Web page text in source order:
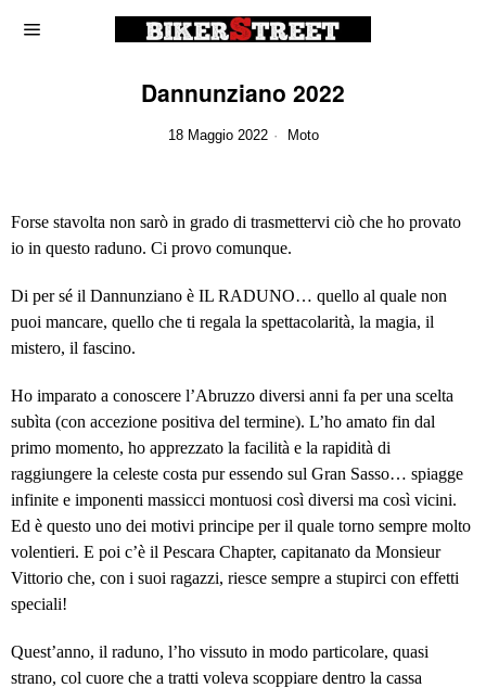
Dannunziano 2022
18 Maggio 2022 Moto
Forse stavolta non sarò in grado di trasmettervi ciò che ho provato
io in questo raduno. Ci provo comunque.
Di per sé il Dannunziano è IL RADUNO… quello al quale non
puoi mancare, quello che ti regala la spettacolarità, la magia, il
mistero, il fascino.
Ho imparato a conoscere l’Abruzzo diversi anni fa per una scelta
subìta (con accezione positiva del termine). L’ho amato fin dal
primo momento, ho apprezzato la facilità e la rapidità di
raggiungere la celeste costa pur essendo sul Gran Sasso… spiagge
infinite e imponenti massicci montuosi così diversi ma così vicini.
Ed è questo uno dei motivi principe per il quale torno sempre molto
volentieri. E poi c’è il Pescara Chapter, capitanato da Monsieur
Vittorio che, con i suoi ragazzi, riesce sempre a stupirci con effetti
speciali!
Quest’anno, il raduno, l’ho vissuto in modo particolare, quasi
strano, col cuore che a tratti voleva scoppiare dentro la cassa